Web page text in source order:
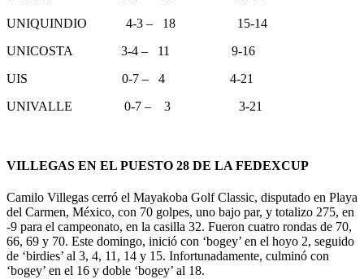
UNIQUINDIO 4-3 – 18 15-14
UNICOSTA 3-4 – 11 9-16
UIS 0-7 – 4 4-21
UNIVALLE 0-7 – 3 3-21
VILLEGAS EN EL PUESTO 28 DE LA FEDEXCUP
Camilo Villegas cerró el Mayakoba Golf Classic, disputado en Playa
del Carmen, México, con 70 golpes, uno bajo par, y totalizo 275, en
-9 para el campeonato, en la casilla 32. Fueron cuatro rondas de 70,
66, 69 y 70. Este domingo, inició con ‘bogey’ en el hoyo 2, seguido
de ‘birdies’ al 3, 4, 11, 14 y 15. Infortunadamente, culminó con
‘bogey’ en el 16 y doble ‘bogey’ al 18.